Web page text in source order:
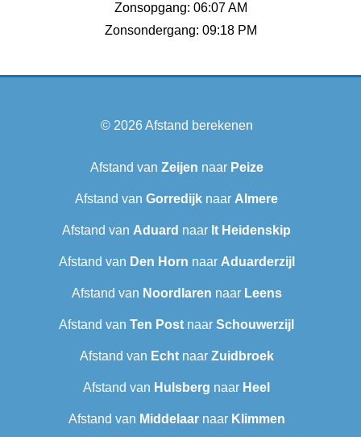
Zonsopgang: 06:07 AM
Zonsondergang: 09:18 PM
© 2026Afstand berekenen
Afstand van Zeijen naar Peize
Afstand van Gorredijk naar Almere
Afstand van Aduard naar It Heidenskip
Afstand van Den Horn naar Aduarderzijl
Afstand van Noordlaren naar Leens
Afstand van Ten Post naar Schouwerzijl
Afstand van Echtnaar Zuidbroek
Afstand van Hulsberg naar Heel
Afstand van Middelaarnaar Klimmen